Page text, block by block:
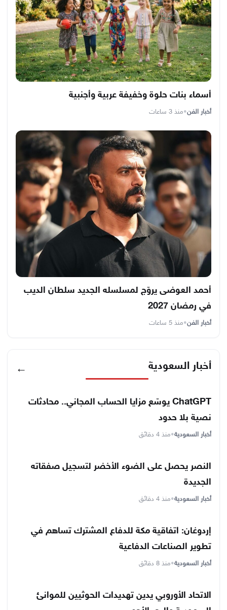
أسماء بنات حلوة وخفيفة عربية وأجنبية
أخبار الفن•منذ 3 ساعات
أحمد العوضى يروّج لمسلسله الجديد سلطان الديب
في رمضان 2027
أخبار الفن•منذ 5 ساعات
أخبار السعودية ←
ChatGPT يوسّع مزايا الحساب المجاني.. محادثات
نصية بلا حدود
أخبار السعودية•منذ 4 دقائق
النصر يحصل على الضوء الأخضر لتسجيل صفقاته
الجديدة
أخبار السعودية•منذ 4 دقائق
إردوغان: اتفاقية مكة للدفاع المشترك تساهم في
تطوير الصناعات الدفاعية
أخبار السعودية•منذ 8 دقائق
الاتحاد الأوروبي يدين تهديدات الحوثيين للموانئ